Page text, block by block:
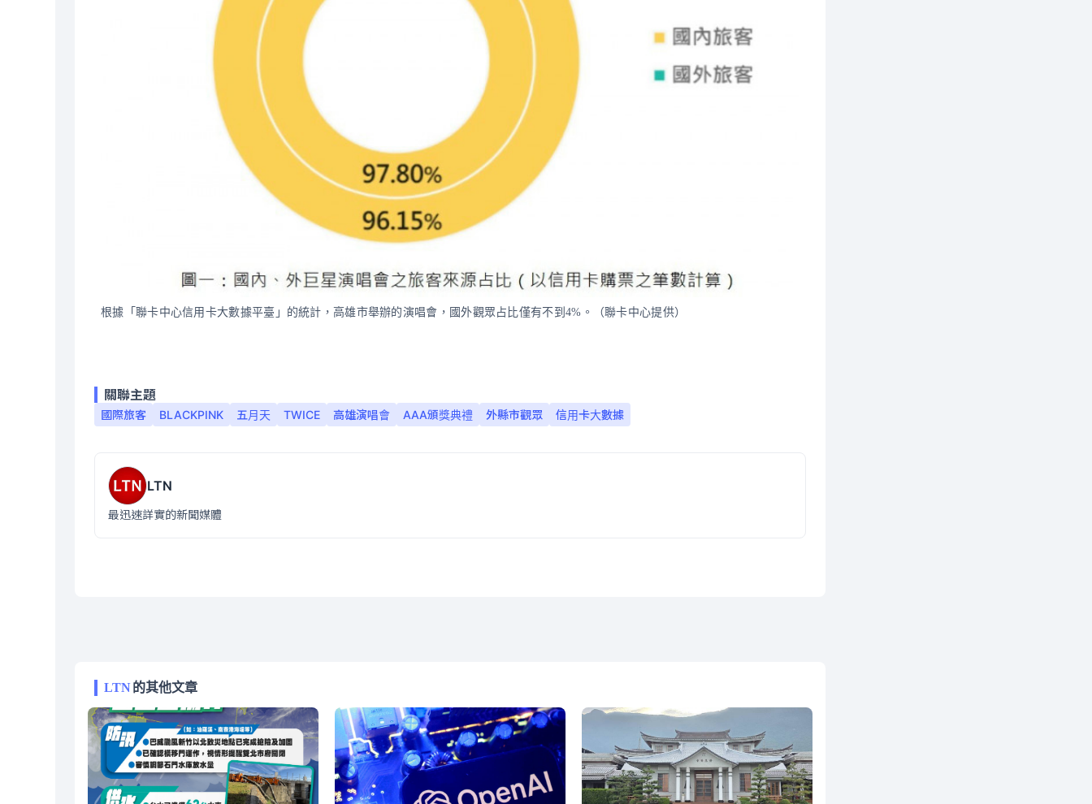
根據「聯卡中心信用卡大數據平臺」的統計，高雄市舉辦的演唱會，國外觀眾占比僅有不到4%。（聯卡中心提供）
關聯主題
國際旅客 BLACKPINK 五月天 TWICE 高雄演唱會 AAA頒獎典禮 外縣市觀眾 信用卡大數據
LTN
最迅速詳實的新聞媒體
LTN的其他文章